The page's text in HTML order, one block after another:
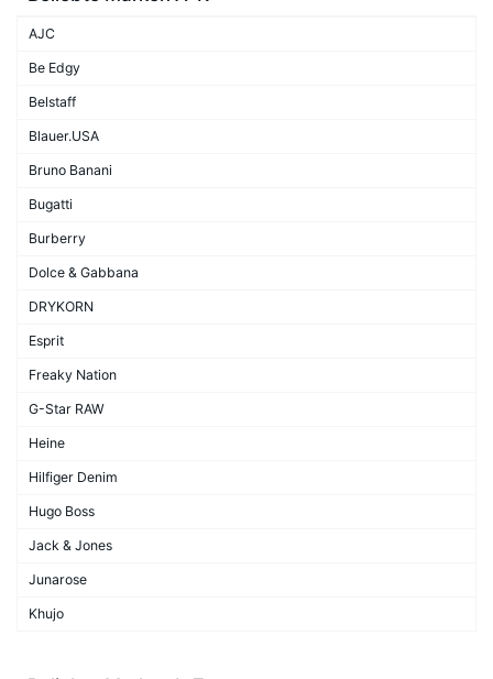
AJC
Be Edgy
Belstaff
Blauer.USA
Bruno Banani
Bugatti
Burberry
Dolce & Gabbana
DRYKORN
Esprit
Freaky Nation
G-Star RAW
Heine
Hilfiger Denim
Hugo Boss
Jack & Jones
Junarose
Khujo